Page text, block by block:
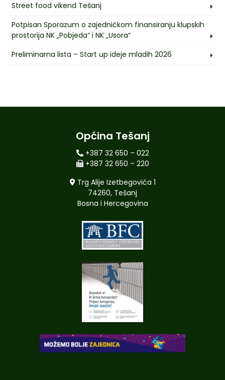
Street food vikend Tešanj
Potpisan Sporazum o zajedničkom finansiranju klupskih
prostorija NK „Pobjeda“ i NK „Usora“
Preliminarna lista – Start up ideje mladih 2026
Općina Tešanj
+387 32 650 – 022
+387 32 650 – 220
Trg Alije Izetbegovića 1
74260, Tešanj
Bosna i Hercegovina